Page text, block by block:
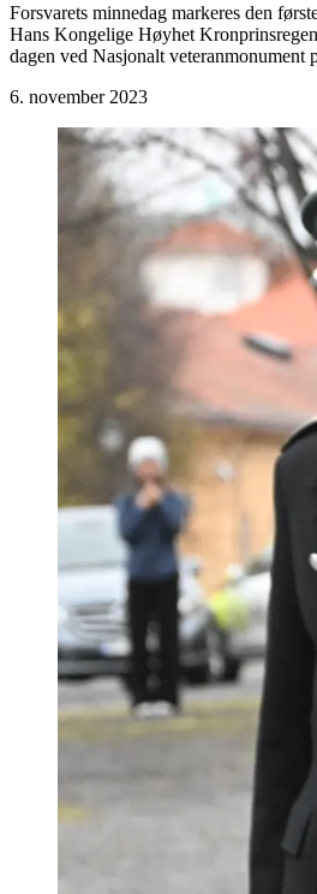
Forsvarets minnedag markeres den
Hans Kongelige Høyhet
dagen ved Nasjonalt veteranmonument
6. november 2023